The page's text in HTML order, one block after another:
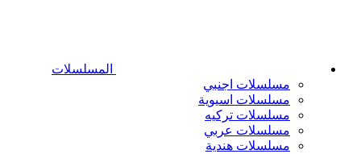
المسلسلات
مسلسلات اجنبي
مسلسلات اسيوية
مسلسلات تركيه
مسلسلات عربي
مسلسلات هندية